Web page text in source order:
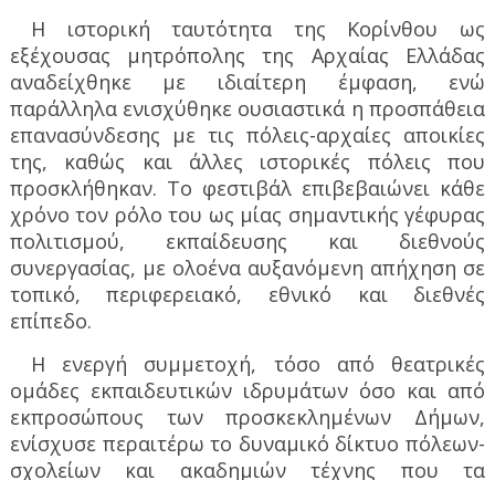
Η ιστορική ταυτότητα της Κορίνθου ως
εξέχουσας μητρόπολης της Αρχαίας Ελλάδας
αναδείχθηκε με ιδιαίτερη έμφαση, ενώ
παράλληλα ενισχύθηκε ουσιαστικά η προσπάθεια
επανασύνδεσης με τις πόλεις-αρχαίες αποικίες
της, καθώς και άλλες ιστορικές πόλεις που
προσκλήθηκαν. Το φεστιβάλ επιβεβαιώνει κάθε
χρόνο τον ρόλο του ως μίας σημαντικής γέφυρας
πολιτισμού, εκπαίδευσης και διεθνούς
συνεργασίας, με ολοένα αυξανόμενη απήχηση σε
τοπικό, περιφερειακό, εθνικό και διεθνές
επίπεδο.
Η ενεργή συμμετοχή, τόσο από θεατρικές
ομάδες εκπαιδευτικών ιδρυμάτων όσο και από
εκπροσώπους των προσκεκλημένων Δήμων,
ενίσχυσε περαιτέρω το δυναμικό δίκτυο πόλεων-
σχολείων και ακαδημιών τέχνης που τα